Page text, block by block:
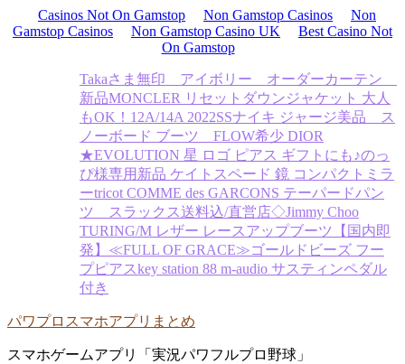
Casinos Not On Gamstop Non Gamstop Casinos
Non
Gamstop Casinos
Non Gamstop Casino UK
Best Casino Not
On Gamstop
Takaさま無印 アイボリー オーダーカーテン
新品MONCLER リセットダウンジャケット 大人
もOK！12A/14A 2022SSナイキ ジャージ美品 ス
ノーボード ブーツ FLOW希少 DIOR
★EVOLUTION 星 ロゴ ピアス ギフトにも♪のっ
ぴ様専用 新品 ケイトスペード 鏡 コンパクトミラ
ーtricot COMME des GARCONS テーパードパン
ツ スラックス送料込/直営店◇Jimmy Choo
TURING/M レザー レースアップブーツ
【国内即
発】≪FULL OF GRACE≫ゴールドビーズ フー
プピアスkey station 88 m-audio サスティンペダル
付き
パワプロスマホアプリまとめ
スマホゲームアプリ「実況パワフルプロ野球」